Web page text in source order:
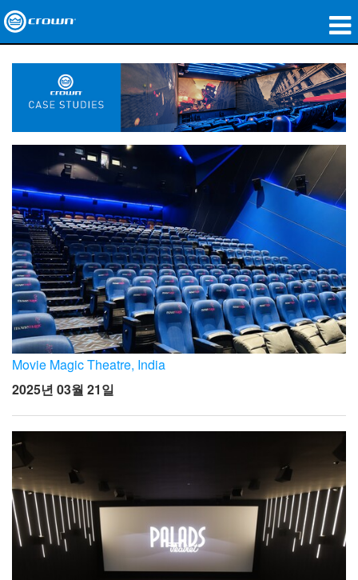
제품
네트워크 오디오
사례 연구
회사 소개
교육
지원
언어/지역
Movie Magic Theatre, India
2025년 03월 21일